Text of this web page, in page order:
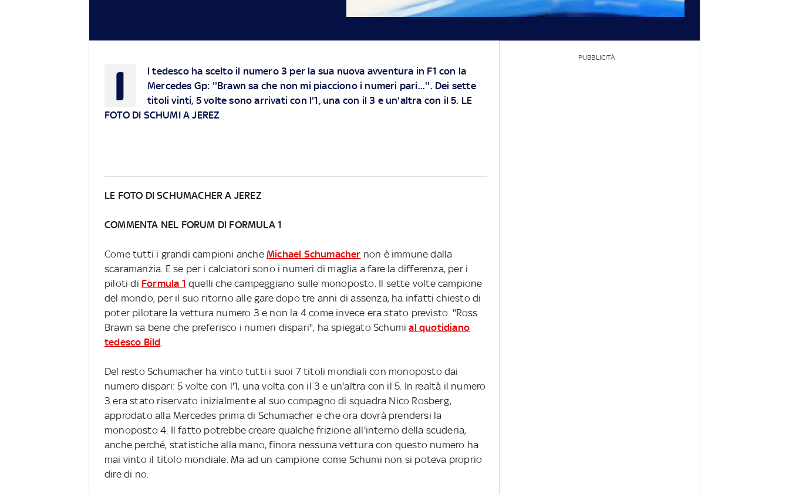
I
l tedesco ha scelto il numero 3 per la sua nuova avventura in F1 con la
Mercedes Gp: ''Brawn sa che non mi piacciono i numeri pari...''. Dei sette
titoli vinti, 5 volte sono arrivati con l'1, una con il 3 e un'altra con il 5. LE
FOTO DI SCHUMI A JEREZ
LE FOTO DI SCHUMACHER A JEREZ
COMMENTA NEL FORUM DI FORMULA 1
Come tutti i grandi campioni anche Michael Schumacher non è immune dalla
scaramanzia. E se per i calciatori sono i numeri di maglia a fare la differenza, per i
piloti di Formula 1 quelli che campeggiano sulle monoposto. Il sette volte campione
del mondo, per il suo ritorno alle gare dopo tre anni di assenza, ha infatti chiesto di
poter pilotare la vettura numero 3 e non la 4 come invece era stato previsto. "Ross
Brawn sa bene che preferisco i numeri dispari", ha spiegato Schumial quotidiano
tedesco Bild
Del resto Schumacher ha vinto tutti i suoi 7 titoli mondiali con monoposto dai
numero dispari: 5 volte con l'1, una volta con il 3 e un'altra con il 5. In realtà il numero
3 era stato riservato inizialmente al suo compagno di squadra Nico Rosberg,
approdato alla Mercedes prima di Schumacher e che ora dovrà prendersi la
monoposto 4. Il fatto potrebbe creare qualche frizione all'interno della scuderia,
anche perché, statistiche alla mano, finora nessuna vettura con questo numero ha
mai vinto il titolo mondiale. Ma ad un campione come Schumi non si poteva proprio
dire di no.
PUBBLICITÀ